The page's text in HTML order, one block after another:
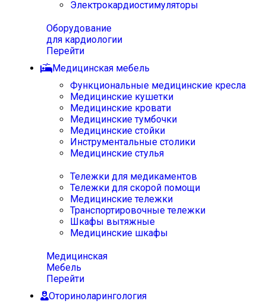
Электрокардиостимуляторы
Оборудование
для кардиологии
Перейти
Медицинская мебель
Функциональные медицинские кресла
Медицинские кушетки
Медицинские кровати
Медицинские тумбочки
Медицинские стойки
Инструментальные столики
Медицинские стулья
Тележки для медикаментов
Тележки для скорой помощи
Медицинские тележки
Транспортировочные тележки
Шкафы вытяжные
Медицинские шкафы
Медицинская
Мебель
Перейти
Оториноларингология